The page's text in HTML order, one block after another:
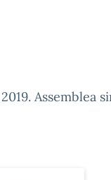
Assemblea